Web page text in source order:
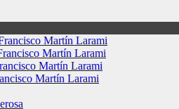
Martín Larami
Martín Larami
Martín Larami
Martín Larami